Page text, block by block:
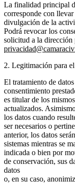
La finalidad principal
corresponde con
divulgación de la
Podrá revocar los
solicitud a la dirección
2. Legitimación para
El tratamiento de
consentimiento
es titular de los
actualizados.
los datos cuando
ser necesarios o
anterior, los datos
sistemas mientras se
indicada o bien por
de conservación, sus
datos
o, en su caso,